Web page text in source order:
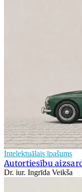
Intelektuālais īpašums
Autortiesību
Dr. iur. Ingrīda Veikša